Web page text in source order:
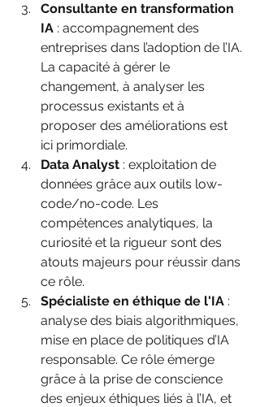
Consultante en transformation
IA : accompagnement des
entreprises dans l’adoption de l’IA.
La capacité à gérer le
changement, à analyser les
processus existants et à
proposer des améliorations est
ici primordiale.
Data Analyst : exploitation de
données grâce aux outils low-
code/no-code. Les
compétences analytiques, la
curiosité et la rigueur sont des
atouts majeurs pour réussir dans
ce rôle.
Spécialiste en éthique de l'IA :
analyse des biais algorithmiques,
mise en place de politiques d’IA
responsable. Ce rôle émerge
grâce à la prise de conscience
des enjeux éthiques liés à l’IA, et